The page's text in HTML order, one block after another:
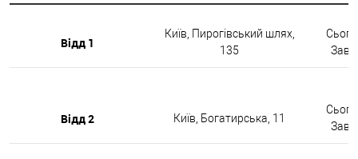
Відд 1
Київ, Пирогівський шлях,
135
Відд 2 Київ, Богатирська, 11